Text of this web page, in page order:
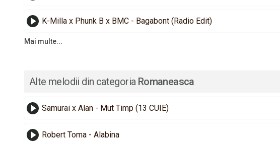
K-Milla x Phunk B x BMC - Bagabont (Radio Edit)
Mai multe...
Alte melodii din categoria Romaneasca
Samurai x Alan - Mut Timp (13 CUIE)
Robert Toma - Alabina